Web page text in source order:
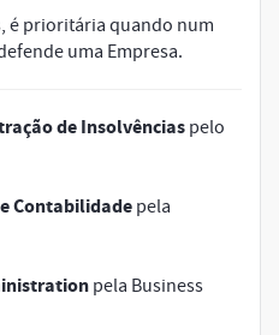
é prioritária quando num
uma Empresa.
de Insolvênciaspelo
Contabilidade pela
pela Business